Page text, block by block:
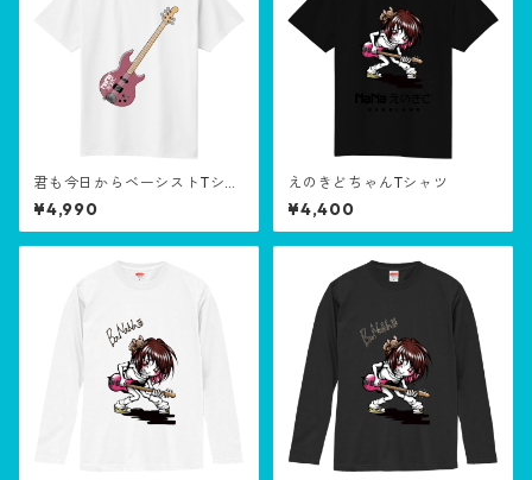
君も今日からベーシストTシャ
ツ
¥4,990
えのきどちゃんTシャツ
¥4,400